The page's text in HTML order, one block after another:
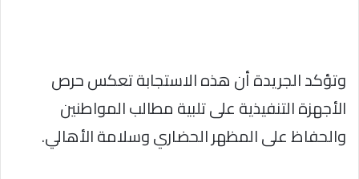
وتؤكد الجريدة أن هذه الاستجابة تعكس حرص
الأجهزة التنفيذية على تلبية مطالب المواطنين
والحفاظ على المظهر الحضاري وسلامة الأهالي.